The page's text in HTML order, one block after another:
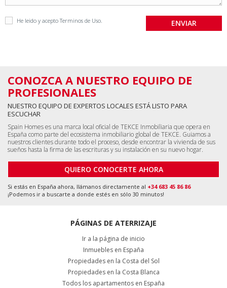
He leido y aceptoTerminos de Uso
CONOZCA A NUESTRO EQUIPO DE
PROFESIONALES
NUESTRO EQUIPO DE EXPERTOS LOCALES ESTÁ LISTO PARA
ESCUCHAR
Spain Homes es una marca local oficial de TEKCE Inmobiliaria que opera en
España como parte del ecosistema inmobiliario global de TEKCE. Guiamos a
nuestros clientes durante todo el proceso, desde encontrar la vivienda de sus
sueños hasta la firma de las escrituras y su instalación en su nuevo hogar.
QUIERO CONOCERTE AHORA
Si estás en España ahora, llámanos directamente al +34 683 45 86 86
¡Podemos ir a buscarte a donde estés en sólo 30 minutos!
PÁGINAS DE ATERRIZAJE
Ir a la página de inicio
Inmuebles en España
Propiedades en la Costa del Sol
Propiedades en la Costa Blanca
Todos los apartamentos en España